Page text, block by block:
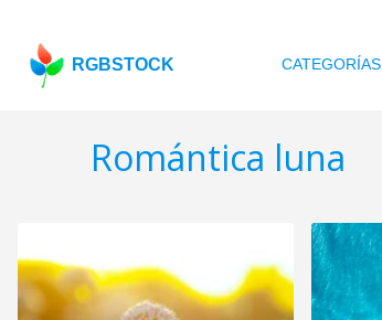
RGBSTOCK CATEGORÍAS
Romántica luna